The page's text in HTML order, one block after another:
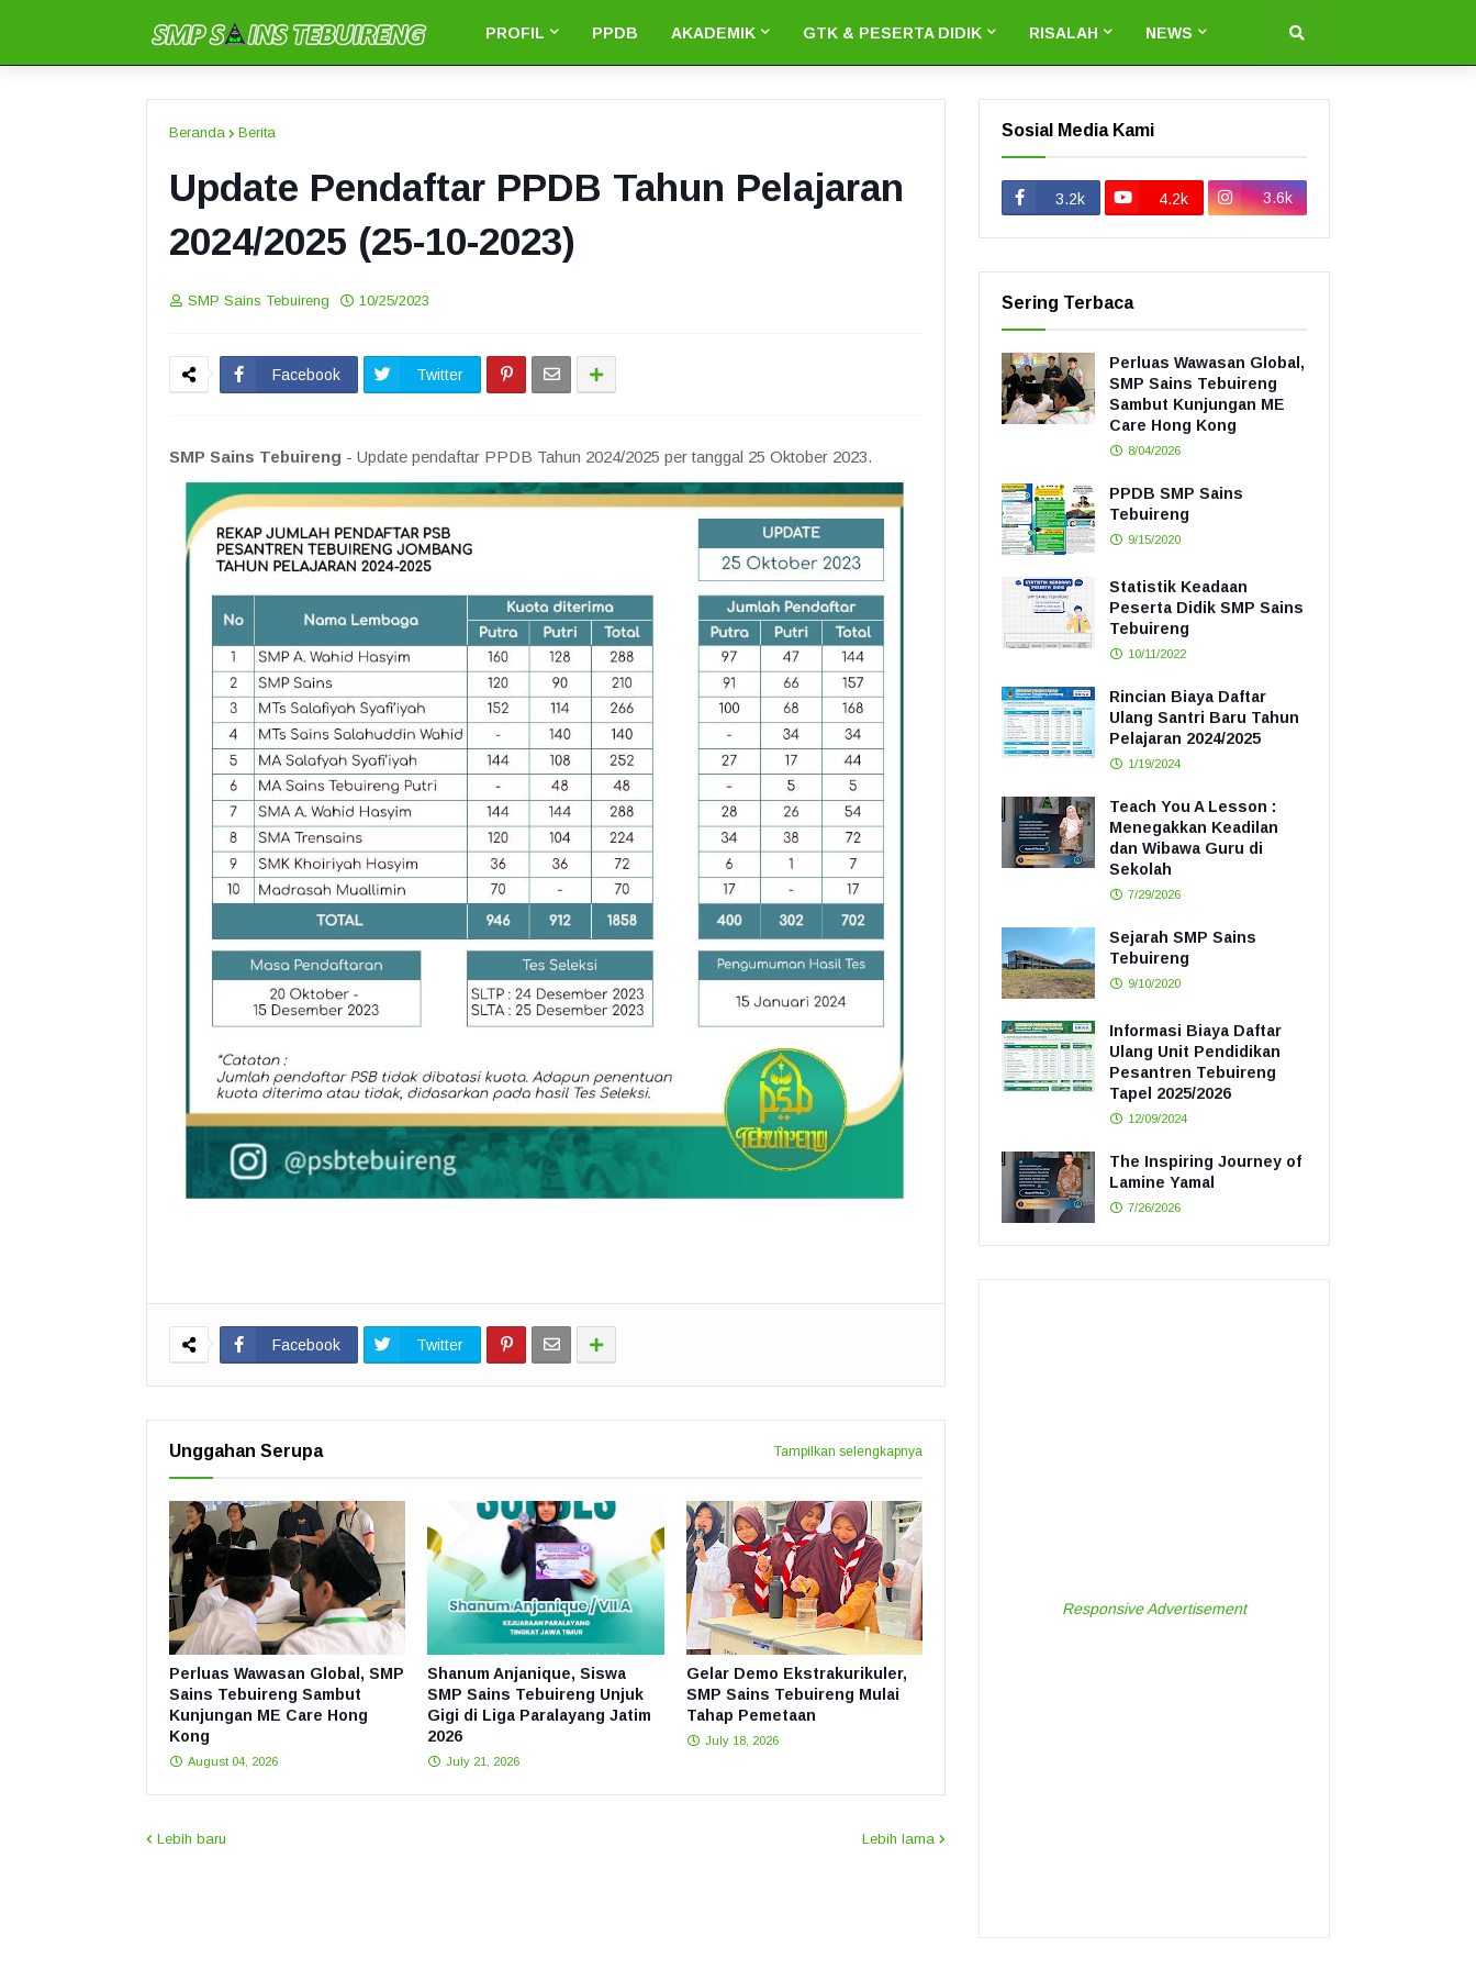
PROFIL PPDB AKADEMIK GTK & PESERTA DIDIK RISALAH NEWS
Beranda Berita
Update Pendaftar PPDB Tahun Pelajaran
2024/2025 (25-10-2023)
SMP Sains Tebuireng 10/25/2023
Facebook Twitter
SMP Sains Tebuireng - Update pendaftar PPDB Tahun 2024/2025 per tanggal 25 Oktober 2023.
Facebook Twitter
Unggahan Serupa Tampilkan selengkapnya
Perluas Wawasan Global, SMP
Sains Tebuireng Sambut
Kunjungan ME Care Hong
Kong
August 04, 2026
Shanum Anjanique, Siswa
SMP Sains Tebuireng Unjuk
Gigi di Liga Paralayang Jatim
2026
July 21, 2026
Gelar Demo Ekstrakurikuler,
SMP Sains Tebuireng Mulai
Tahap Pemetaan
July 18, 2026
Lebih baru Lebih lama
Sosial Media Kami
3.2k 4.2k 3.6k
Sering Terbaca
Perluas Wawasan Global,
SMP Sains Tebuireng
Sambut Kunjungan ME
Care Hong Kong
8/04/2026
PPDB SMP Sains
Tebuireng
9/15/2020
Statistik Keadaan
Peserta Didik SMP Sains
Tebuireng
10/11/2022
Rincian Biaya Daftar
Ulang Santri Baru Tahun
Pelajaran 2024/2025
1/19/2024
Teach You A Lesson :
Menegakkan Keadilan
dan Wibawa Guru di
Sekolah
7/29/2026
Sejarah SMP Sains
Tebuireng
9/10/2020
Informasi Biaya Daftar
Ulang Unit Pendidikan
Pesantren Tebuireng
Tapel 2025/2026
12/09/2024
The Inspiring Journey of
Lamine Yamal
7/26/2026
Responsive Advertisement